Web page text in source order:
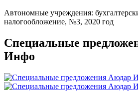
Автономные учреждения:
налогообложение, №3, 2020 год
Специальные
Инфо